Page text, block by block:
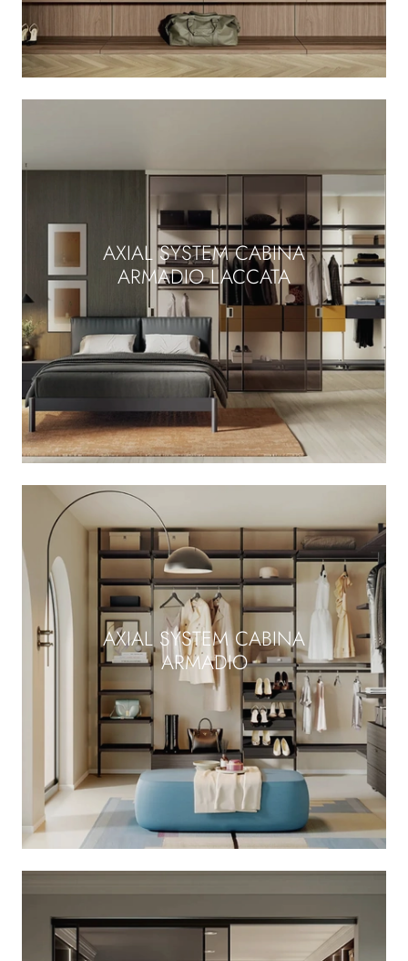
AXIAL SYSTEM CABINA
ARMADIO LACCATA
AXIAL SYSTEM CABINA
ARMADIO